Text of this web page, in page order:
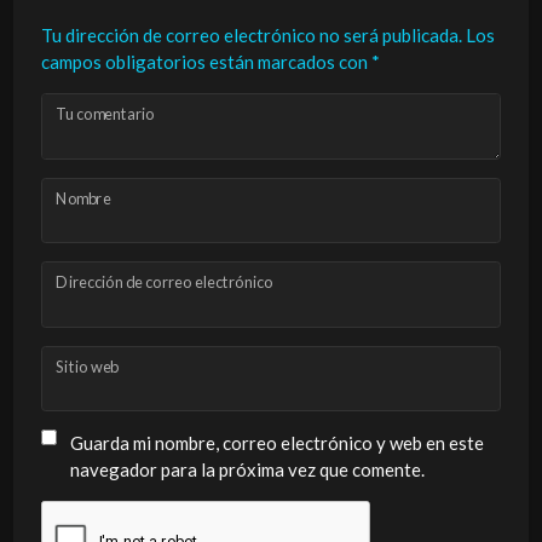
Tu dirección de correo electrónico no será publicada. Los
campos obligatorios están marcados con *
Tu comentario
Nombre
Dirección de correo electrónico
Sitio web
Guarda mi nombre, correo electrónico y web en este
navegador para la próxima vez que comente.